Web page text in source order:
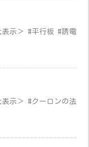
表示＞ #平行板 #誘電
表示＞ #クーロンの法